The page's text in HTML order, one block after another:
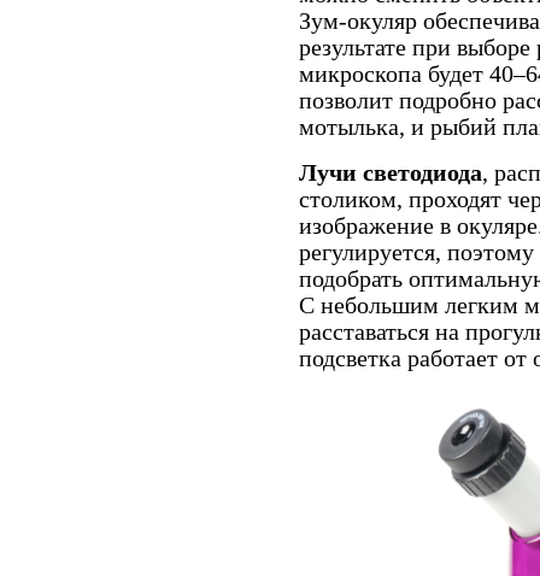
Зум-окуляр
результате при
микроскопа будет
позволит подробно
мотылька, и рыбий
Лучи светодиода,
столиком, проходят
изображение в
регулируется,
подобрать
С небольшим легким
расставаться на
подсветка работает